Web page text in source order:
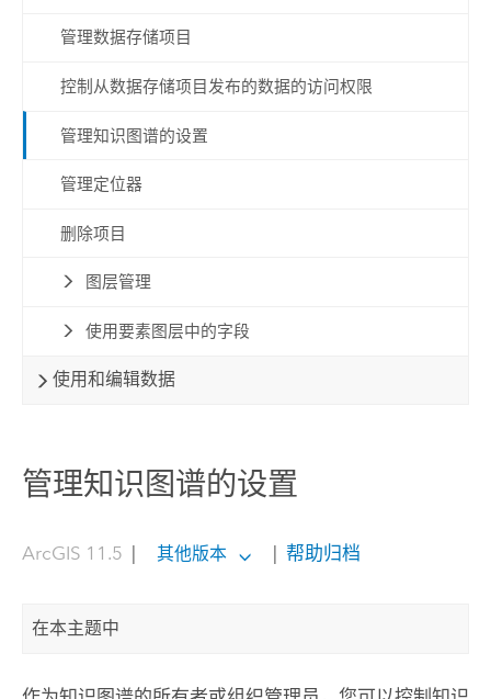
管理数据存储项目
控制从数据存储项目发布的数据的访问权限
管理知识图谱的设置
管理定位器
删除项目
图层管理
使用要素图层中的字段
使用和编辑数据
管理知识图谱的设置
ArcGIS 11.5 其他版本 帮助归档
在本主题中